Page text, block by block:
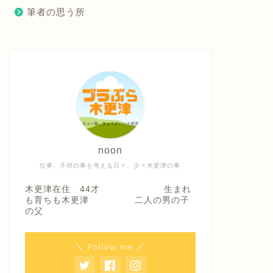
筆者の思う所
仕事、子供の事を考える日々、少々木更津の事
noon
木更津在住 44才 生まれ
も育ちも木更津 二人の男の子
の父
＼ Follow me ／